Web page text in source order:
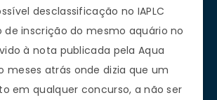
desclassificação no IAPLC
de inscrição do mesmo aquário no
à nota publicada pela Aqua
meses atrás onde dizia que um
em qualquer concurso, a não ser